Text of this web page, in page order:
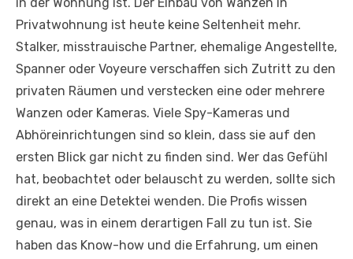
Privatwohnung ist heute keine Seltenheit mehr.
Stalker, misstrauische Partner, ehemalige Angestellte,
Spanner oder Voyeure verschaffen sich Zutritt zu den
privaten Räumen und verstecken eine oder mehrere
Wanzen oder Kameras. Viele Spy-Kameras und
Abhöreinrichtungen sind so klein, dass sie auf den
ersten Blick gar nicht zu finden sind. Wer das Gefühl
hat, beobachtet oder belauscht zu werden, sollte sich
direkt an eine Detektei wenden. Die Profis wissen
genau, was in einem derartigen Fall zu tun ist. Sie
haben das Know-how und die Erfahrung, um einen